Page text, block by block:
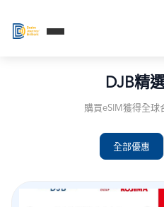
DJB精
購買eSIM獲得全球
全部優惠